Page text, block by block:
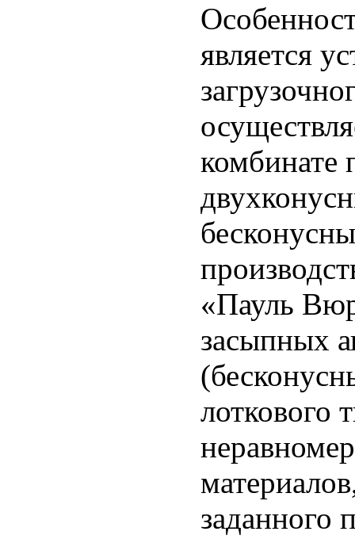
является
комбинате
«Пауль
засыпных
лоткового
заданного